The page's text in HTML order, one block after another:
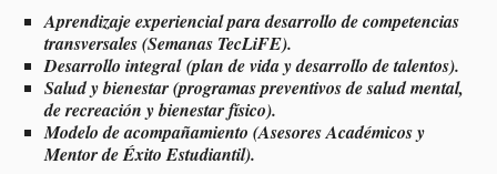
Aprendizaje experiencial para desarrollo de competencias
transversales (Semanas TecLiFE).
Desarrollo integral (plan de vida y desarrollo de talentos).
Salud y bienestar (programas preventivos de salud mental,
de recreación y bienestar físico).
Modelo de acompañamiento (Asesores Académicos y
Mentor de Éxito Estudiantil).